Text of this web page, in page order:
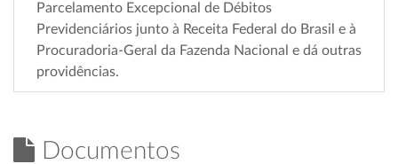
Parcelamento Excepcional de Débitos
Previdenciários junto à Receita Federal do Brasil e à
Procuradoria-Geral da Fazenda Nacional e dá outras
providências.
Documentos